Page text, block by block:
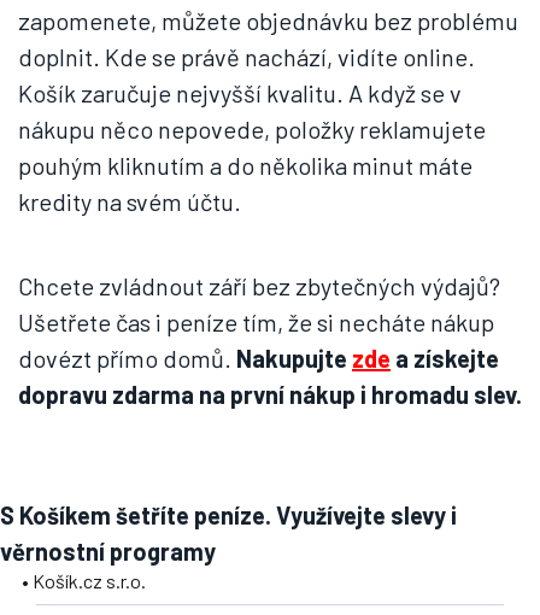
zapomenete, můžete objednávku bez problému
doplnit. Kde se právě nachází, vidíte online.
Košík zaručuje nejvyšší kvalitu. A když se v
nákupu něco nepovede, položky reklamujete
pouhým kliknutím a do několika minut máte
kredity na svém účtu.
Chcete zvládnout září bez zbytečných výdajů?
Ušetřete čas i peníze tím, že si necháte nákup
dovézt přímo domů. Nakupujte zde a získejte
dopravu zdarma na první nákup i hromadu slev.
S Košíkem šetříte peníze. Využívejte slevy i
věrnostní programy
• Košík.cz s.r.o.